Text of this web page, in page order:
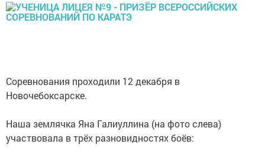
Соревнования проходили 12 декабря в
Новочебоксарске.
Наша землячка Яна Галиуллина (на фото слева)
участвовала в трёх разновидностях боёв: